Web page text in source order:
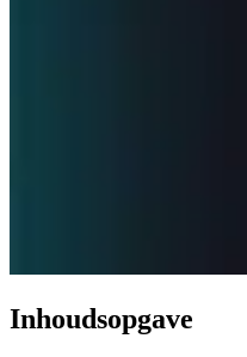
Inhoudsopgave